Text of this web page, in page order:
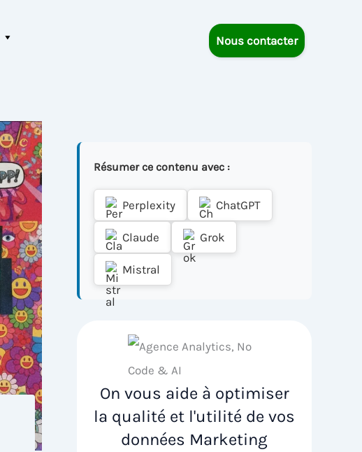
Nous contacter
Résumer ce contenu avec :
Perplexity ChatGPT
Claude Grok
Mistral
On vous aide à optimiser
la qualité et l'utilité de vos
données Marketing